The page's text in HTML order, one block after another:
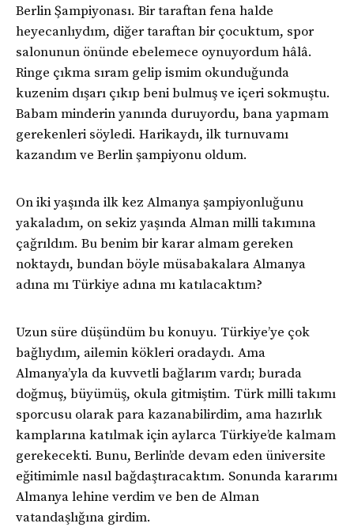
Berlin Şampiyonası. Bir taraftan fena halde
heyecanlıydım, diğer taraftan bir çocuktum, spor
salonunun önünde ebelemece oynuyordum hâlâ.
Ringe çıkma sıram gelip ismim okunduğunda
kuzenim dışarı çıkıp beni bulmuş ve içeri sokmuştu.
Babam minderin yanında duruyordu, bana yapmam
gerekenleri söyledi. Harikaydı, ilk turnuvamı
kazandım ve Berlin şampiyonu oldum.
On iki yaşında ilk kez Almanya şampiyonluğunu
yakaladım, on sekiz yaşında Alman milli takımına
çağrıldım. Bu benim bir karar almam gereken
noktaydı, bundan böyle müsabakalara Almanya
adına mı Türkiye adına mı katılacaktım?
Uzun süre düşündüm bu konuyu. Türkiye’ye çok
bağlıydım, ailemin kökleri oradaydı. Ama
Almanya’yla da kuvvetli bağlarım vardı; burada
doğmuş, büyümüş, okula gitmiştim. Türk milli takımı
sporcusu olarak para kazanabilirdim, ama hazırlık
kamplarına katılmak için aylarca Türkiye’de kalmam
gerekecekti. Bunu, Berlin’de devam eden üniversite
eğitimimle nasıl bağdaştıracaktım. Sonunda kararımı
Almanya lehine verdim ve ben de Alman
vatandaşlığına girdim.